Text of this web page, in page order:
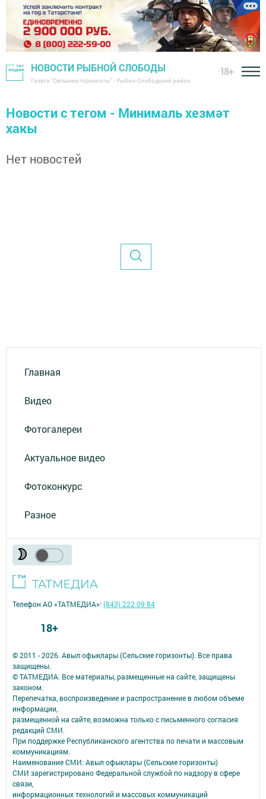
НОВОСТИ РЫБНОЙ СЛОБОДЫ
Газета "Сельские горизонты" - Рыбно-Слободский район
18+
Новости с тегом - Минималь хезмәт
хакы
Нет новостей
Главная
Видео
Фотогалереи
Актуальное видео
Фотоконкурс
Разное
© 2011 - 2026. Авыл офыклары (Сельские горизонты). Все права
защищены.
© ТАТМЕДИА. Все материалы, размещенные на сайте, защищены
законом.
Перепечатка, воспроизведение и распространение в любом объеме
информации,
размещенной на сайте, возможна только с письменного согласия
редакций СМИ.
При поддержке Республиканского агентства по печати и массовым
коммуникациям.
Наименование СМИ: Авыл офыклары (Сельские горизонты)
СМИ зарегистрировано Федеральной службой по надзору в сфере
связи,
информационных технологий и массовых коммуникаций
Телефон АО «ТАТМЕДИА»:(843) 222 09 84
18+